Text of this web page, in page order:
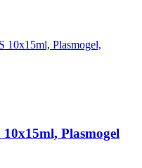
Plasmogel